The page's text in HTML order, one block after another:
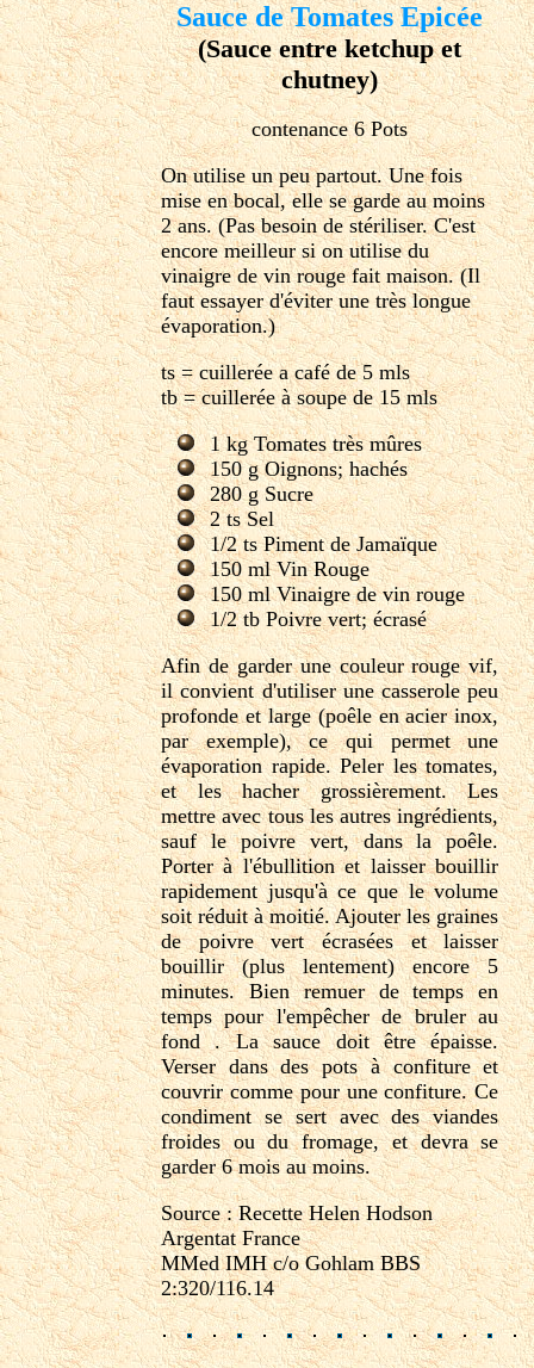
Sauce de Tomates Epicée
(Sauce entre ketchup et
chutney)
contenance 6 Pots
On utilise un peu partout. Une fois
mise en bocal, elle se garde au moins
2 ans. (Pas besoin de stériliser. C'est
encore meilleur si on utilise du
vinaigre de vin rouge fait maison. (Il
faut essayer d'éviter une très longue
évaporation.)
ts = cuillerée a café de 5 mls
tb = cuillerée à soupe de 15 mls
1 kg Tomates très mûres
150 g Oignons; hachés
280 g Sucre
2 ts Sel
1/2 ts Piment de Jamaïque
150 ml Vin Rouge
150 ml Vinaigre de vin rouge
1/2 tb Poivre vert; écrasé
Afin de garder une couleur rouge vif,
il convient d'utiliser une casserole peu
profonde et large (poêle en acier inox,
par exemple), ce qui permet une
évaporation rapide. Peler les tomates,
et les hacher grossièrement. Les
mettre avec tous les autres ingrédients,
sauf le poivre vert, dans la poêle.
Porter à l'ébullition et laisser bouillir
rapidement jusqu'à ce que le volume
soit réduit à moitié. Ajouter les graines
de poivre vert écrasées et laisser
bouillir (plus lentement) encore 5
minutes. Bien remuer de temps en
temps pour l'empêcher de bruler au
fond . La sauce doit être épaisse.
Verser dans des pots à confiture et
couvrir comme pour une confiture. Ce
condiment se sert avec des viandes
froides ou du fromage, et devra se
garder 6 mois au moins.
Source : Recette Helen Hodson
Argentat France
MMed IMH c/o Gohlam BBS
2:320/116.14